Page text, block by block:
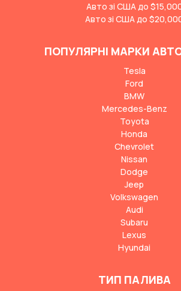
Авто зі США до
Авто зі США до
ПОПУЛЯРНІ МАРКИ
Tesla
Ford
BMW
Mercedes-Benz
Toyota
Honda
Chevrolet
Nissan
Dodge
Jeep
Volkswagen
Audi
Subaru
Lexus
Hyundai
ТИП ПАЛИВА